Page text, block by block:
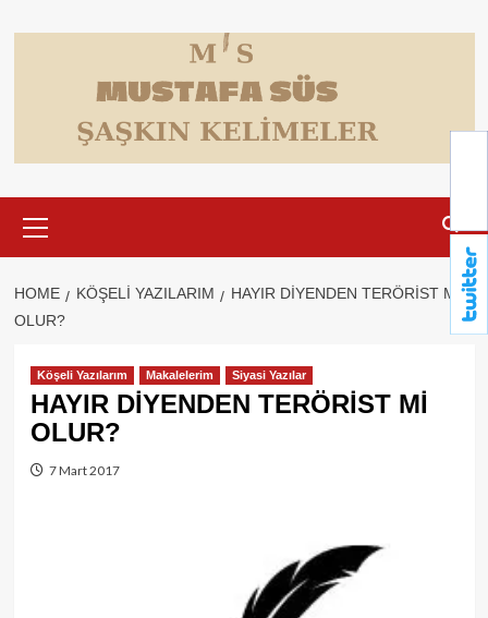
to
Menu
HOME KÖŞELI YAZILARIM
HAYIR DİYENDEN TERÖRİST Mİ
OLUR?
Köşeli Yazılarım Makalelerim Siyasi Yazılar
HAYIR DİYENDEN TERÖRİST Mİ
OLUR?
7 Mart 2017